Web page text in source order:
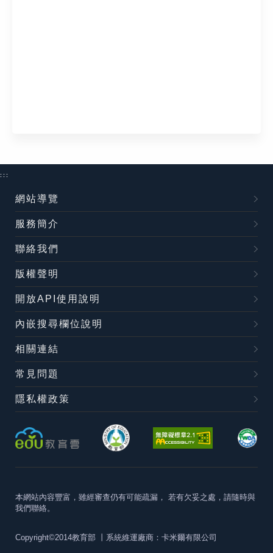
:::
網站導覽
服務簡介
聯絡我們
版權聲明
開放API使用說明
內嵌搜尋欄位說明
相關連結
常見問題
隱私權政策
本網站內容豐富，雖經審查仍有可能疏漏， 若有欠妥之處，請隨時與
我們聯絡。
Copyright©2014教育部 丨系統維運廠商：卡米爾有限公司